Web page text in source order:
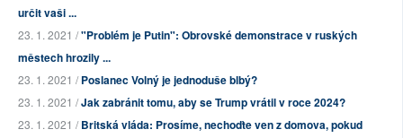
určit vaši ...
23. 1. 2021 /"Problém je Putin": Obrovské demonstrace v ruských
městech hrozily ...
23. 1. 2021 /Poslanec Volný je jednoduše blbý?
23. 1. 2021 /Jak zabránit tomu, aby se Trump vrátil v roce 2024?
23. 1. 2021 /Britská vláda: Prosíme, nechoďte ven z domova, pokud